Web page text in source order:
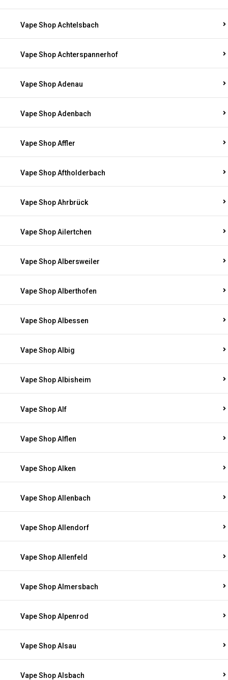
Vape Shop Achtelsbach
Vape Shop Achterspannerhof
Vape Shop Adenau
Vape Shop Adenbach
Vape Shop Affler
Vape Shop Aftholderbach
Vape Shop Ahrbrück
Vape Shop Ailertchen
Vape Shop Albersweiler
Vape Shop Alberthofen
Vape Shop Albessen
Vape Shop Albig
Vape Shop Albisheim
Vape Shop Alf
Vape Shop Alflen
Vape Shop Alken
Vape Shop Allenbach
Vape Shop Allendorf
Vape Shop Allenfeld
Vape Shop Almersbach
Vape Shop Alpenrod
Vape Shop Alsau
Vape Shop Alsbach